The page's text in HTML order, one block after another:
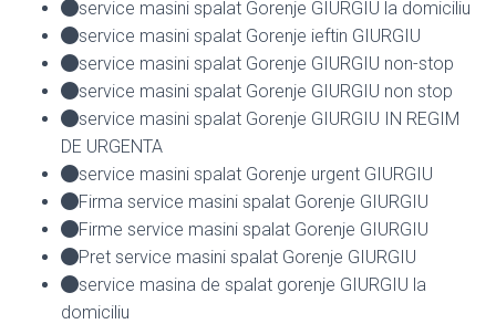
service masini spalat Gorenje GIURGIU la domiciliu
service masini spalat Gorenje ieftin GIURGIU
service masini spalat Gorenje GIURGIU non-stop
service masini spalat Gorenje GIURGIU non stop
service masini spalat Gorenje GIURGIU IN REGIM
DE URGENTA
service masini spalat Gorenje urgent GIURGIU
Firma service masini spalat Gorenje GIURGIU
Firme service masini spalat Gorenje GIURGIU
Pret service masini spalat Gorenje GIURGIU
service masina de spalat gorenje GIURGIU la
domiciliu